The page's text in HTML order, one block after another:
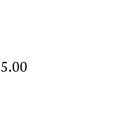
5.00